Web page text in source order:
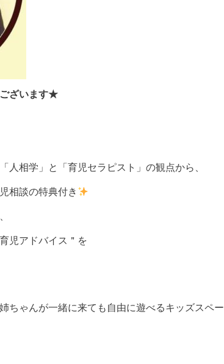
ざいます★
人相学」と「育児セラピスト」の観点から、
相談の特典付き
児アドバイス＂を
ちゃんが一緒に来ても自由に遊べるキッズスペー